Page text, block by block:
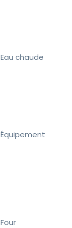
Eau chaude
Équipement
Four